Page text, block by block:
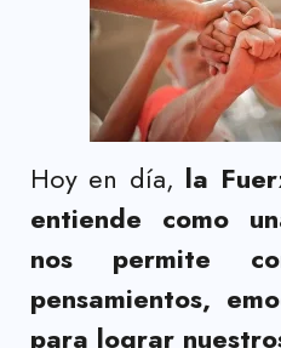
Hoy en día, la
entiende como
nos permite
pensamientos,
para lograr